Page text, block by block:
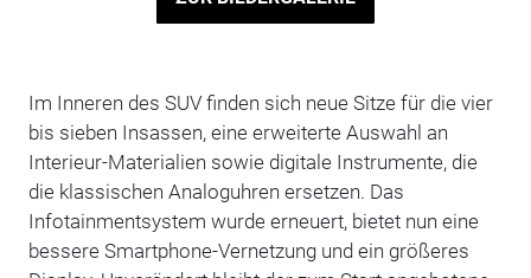
Im Inneren des SUV finden sich neue Sitze für die vier
bis sieben Insassen, eine erweiterte Auswahl an
Interieur-Materialien sowie digitale Instrumente, die
die klassischen Analoguhren ersetzen. Das
Infotainmentsystem wurde erneuert, bietet nun eine
bessere Smartphone-Vernetzung und ein größeres